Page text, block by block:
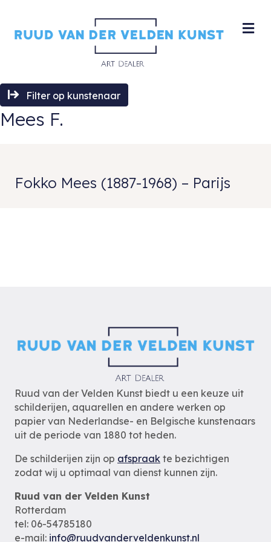
Filter op kunstenaar
Mees F.
Fokko Mees (1887-1968) – Parijs
Ruud van der Velden Kunst biedt u een keuze uit
schilderijen, aquarellen en andere werken op
papier van Nederlandse- en Belgische kunstenaars
uit de periode van 1880 tot heden.
De schilderijen zijn op afspraak te bezichtigen
zodat wij u optimaal van dienst kunnen zijn.
Ruud van der Velden Kunst
Rotterdam
tel: 06-54785180
e-mail: info@ruudvanderveldenkunst.nl